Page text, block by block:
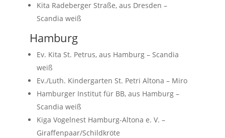
Kita Radeberger Straße, aus Dresden –
Scandia weiß
Hamburg
Ev. Kita St. Petrus, aus Hamburg – Scandia
weiß
Ev./Luth. Kindergarten St. Petri Altona – Miro
Hamburger Institut für BB, aus Hamburg –
Scandia weiß
Kiga Vogelnest Hamburg-Altona e. V. –
Giraffenpaar/Schildkröte